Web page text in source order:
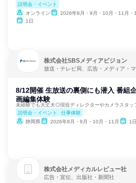
説明会・イベント
オンライン
2026年8月・9月・10月・11月・
1日
株式会社SBSメディアビジョン
放送・テレビ局、広告・メディア・マ
8/12開催 生放送の裏側にも潜入 番組
画編集体験
説明会・イベント
仕事体験
静岡県
2026年8月・9月・10月・11月 1日
株式会社メディカルレビュー社
広告・宣伝、出版社・新聞社